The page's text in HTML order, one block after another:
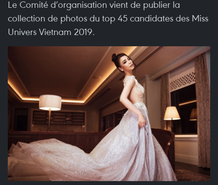
Le Comité d’organisation vient de publier la
collection de photos du top 45 candidates des Miss
Univers Vietnam 2019.